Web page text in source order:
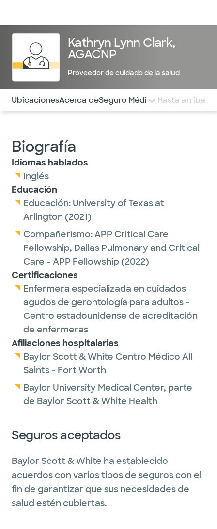
Kathryn Lynn Clark,
AGACNP
Proveedor de cuidado de la salud
Utilice esta navegación para saltar rápidamente a
UbicacionesAcerca deSeguro Médico COMENTARIOS
Hasta arriba
Biografía
Idiomas hablados
Inglés
Educación
Educación: University of Texas at
Arlington (2021)
Compañerismo:APP Critical Care
Fellowship, Dallas Pulmonary and Critical
Care - APP Fellowship(2022)
Certificaciones
Enfermera especializada en cuidados
agudos de gerontología para adultos -
Centro estadounidense de acreditación
de enfermeras
Afiliaciones hospitalarias
Baylor Scott & White Centro Médico All
Saints - Fort Worth
Baylor University Medical Center, parte
de Baylor Scott & White Health
Seguros aceptados
Baylor Scott & White ha establecido
acuerdos con varios tipos de seguros con el
fin de garantizar que sus necesidades de
salud estén cubiertas.